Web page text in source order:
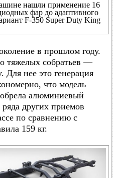
нашли применение 16
фар до адаптивного
F-350 Super Duty King
в прошлом году.
тяжелых собратьев —
Для нее это генерация
что модель
алюминиевый
ряда других приемов
по сравнению с
159 кг.